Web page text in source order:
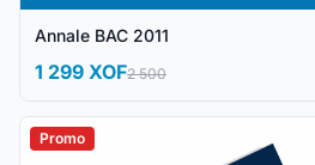
Annale BAC 2011
1 299 XOF2 500
Promo